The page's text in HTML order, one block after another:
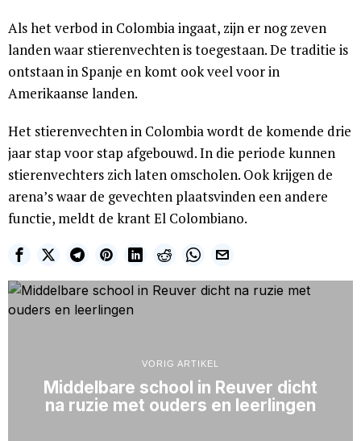
Als het verbod in Colombia ingaat, zijn er nog zeven
landen waar stierenvechten is toegestaan. De traditie is
ontstaan in Spanje en komt ook veel voor in
Amerikaanse landen.
Het stierenvechten in Colombia wordt de komende drie
jaar stap voor stap afgebouwd. In die periode kunnen
stierenvechters zich laten omscholen. Ook krijgen de
arena’s waar de gevechten plaatsvinden een andere
functie, meldt de krant El Colombiano.
VORIG ARTIKEL
Middelbare school in Reuver dicht
na ruzie met ouders en leerlingen